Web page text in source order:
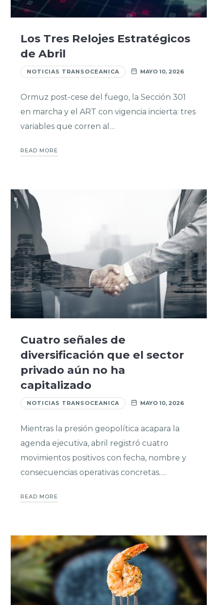
Los Tres Relojes Estratégicos
de Abril
NOTICIAS TRANSOCEANICA MAYO 10, 2026
Ormuz post-cese del fuego, la Sección 301
en marcha y el ART con vigencia incierta: tres
variables que corren al…
READ MORE
Cuatro señales de
diversificación que el sector
privado aún no ha
capitalizado
NOTICIAS TRANSOCEANICA MAYO 10, 2026
Mientras la presión geopolítica acapara la
agenda ejecutiva, abril registró cuatro
movimientos positivos con fecha, nombre y
consecuencias operativas concretas….
READ MORE